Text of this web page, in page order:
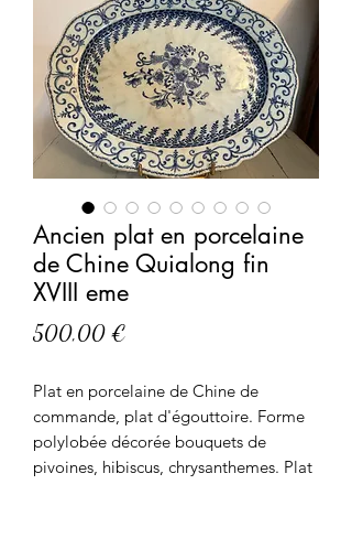
Ancien plat en porcelaine
de Chine Quialong fin
XVIII eme
500,00 €
Plat en porcelaine de Chine de
commande, plat d'égouttoire. Forme
polylobée décorée bouquets de
pivoines, hibiscus, chrysanthemes. Plat